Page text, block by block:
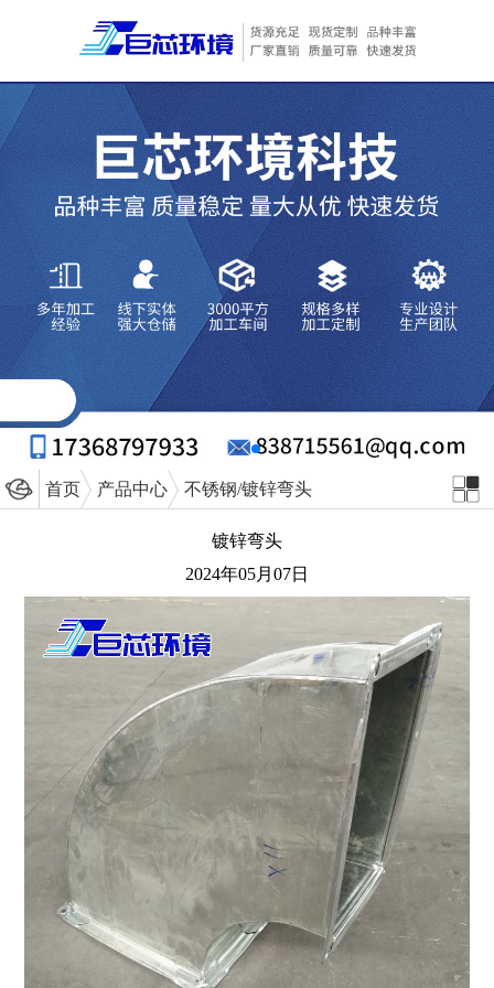
首页 产品中心 不锈钢/镀锌弯头
镀锌弯头
2024年05月07日